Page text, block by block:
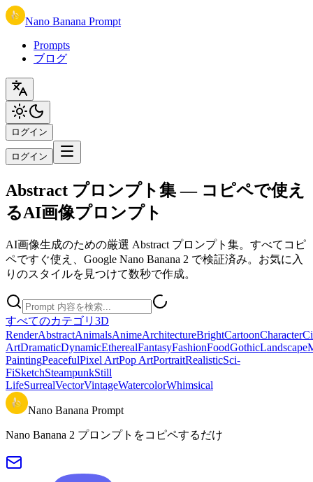
Nano Banana Prompt
Prompts
ブログ
ログイン
ログイン
Abstract プロンプト集 — コピペで使え
るAI画像プロンプト
AI画像生成のための厳選 Abstract プロンプト集。すべてコピ
ペですぐ使え、Google Nano Banana 2 で検証済み。お気に入
りのスタイルを見つけて数秒で作成。
すべてのカテゴリ 3D
RenderAbstractAnimalsAnimeArchitectureBrightCartoonCharacter
ArtDramaticDynamicEtherealFantasyFashionFoodGothicLandscape
PaintingPeacefulPixel ArtPop ArtPortraitRealisticSci-
FiSketchSteampunkStill
LifeSurrealVectorVintageWatercolorWhimsical
Nano Banana Prompt
Nano Banana 2 プロンプトをコピペするだけ